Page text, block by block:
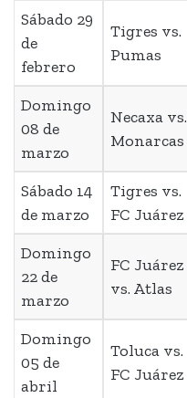
Sábado 29
de
febrero
Tigres vs.
Pumas
Domingo
08 de
marzo
Necaxa vs.
Monarcas
Sábado 14
de marzo
Tigres vs.
FC Juárez
Domingo
22 de
marzo
FC Juárez
vs. Atlas
Domingo
05 de
abril
Toluca vs.
FC Juárez